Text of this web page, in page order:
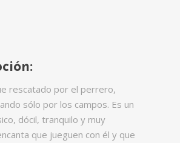
rescatado por el perrero,
sólo por los campos. Es un
dócil, tranquilo y muy
que jueguen con él y que